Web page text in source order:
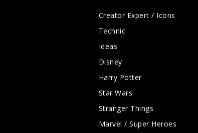
Creator Expert / Icons
Technic
Ideas
Disney
Harry Potter
Star Wars
Stranger Things
Marvel / Super Heroes